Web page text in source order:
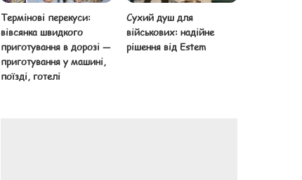
Термінові перекуси:
вівсянка швидкого
приготування в дорозі —
приготування у машині,
поїзді, готелі
Сухий душ для
військових: надійне
рішення від Estem